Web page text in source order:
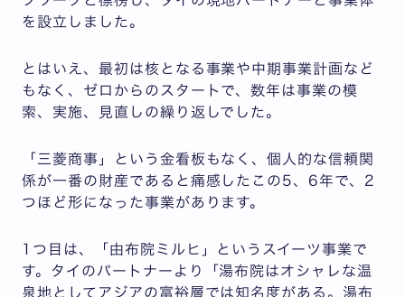
を設立しました。
とはいえ、最初は核となる事業や中期事業計画など
もなく、ゼロからのスタートで、数年は事業の模
索、実施、見直しの繰り返しでした。
「三菱商事」という金看板もなく、個人的な信頼関
係が一番の財産であると痛感したこの5、6年で、2
つほど形になった事業があります。
1つ目は、「由布院ミルヒ」というスイーツ事業で
す。タイのパートナーより「湯布院はオシャレな温
泉地としてアジアの富裕層では知名度がある。湯布